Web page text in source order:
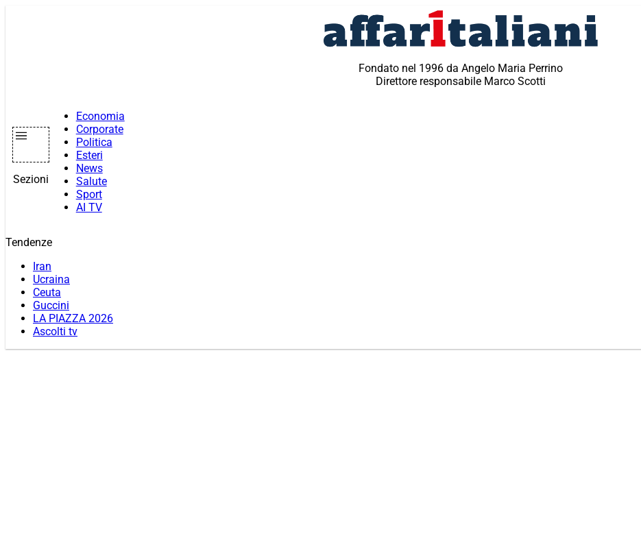
Fondato nel 1996 da Angelo Maria Perrino
Direttore responsabile Marco Scotti
Sezioni
Economia
Corporate
Politica
Esteri
News
Salute
Sport
AI TV
Tendenze
Iran
Ucraina
Ceuta
Guccini
LA PIAZZA 2026
Ascolti tv